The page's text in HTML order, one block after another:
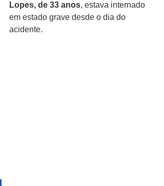
Lopes, de 33 anos, estava internado
em estado grave desde o dia do
acidente.